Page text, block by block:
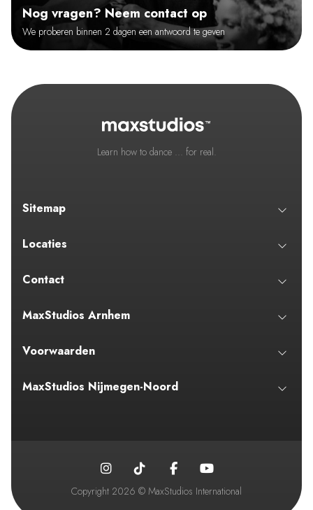
Nog vragen? Neem contact op
We proberen binnen 2 dagen een antwoord te geven
Learn how to dance ... for real.
Sitemap
Locaties
Contact
MaxStudios Arnhem
Voorwaarden
MaxStudios Nijmegen-Noord
Copyright 2026 © MaxStudios International